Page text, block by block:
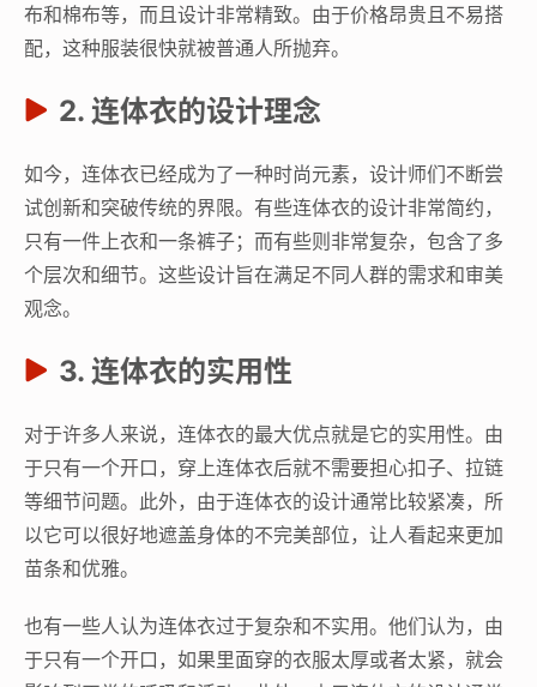
布和棉布等，而且设计非常精致。由于价格昂贵且不易搭
配，这种服装很快就被普通人所抛弃。
2. 连体衣的设计理念
如今，连体衣已经成为了一种时尚元素，设计师们不断尝
试创新和突破传统的界限。有些连体衣的设计非常简约，
只有一件上衣和一条裤子；而有些则非常复杂，包含了多
个层次和细节。这些设计旨在满足不同人群的需求和审美
观念。
3. 连体衣的实用性
对于许多人来说，连体衣的最大优点就是它的实用性。由
于只有一个开口，穿上连体衣后就不需要担心扣子、拉链
等细节问题。此外，由于连体衣的设计通常比较紧凑，所
以它可以很好地遮盖身体的不完美部位，让人看起来更加
苗条和优雅。
也有一些人认为连体衣过于复杂和不实用。他们认为，由
于只有一个开口，如果里面穿的衣服太厚或者太紧，就会